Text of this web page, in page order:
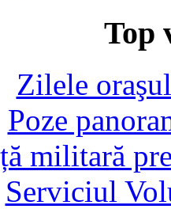
Top
Zilele
Poze
militară
Serviciul